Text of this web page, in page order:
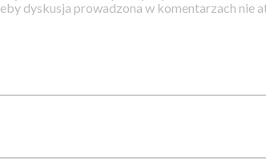
dyskusja prowadzona w komentarzach nie